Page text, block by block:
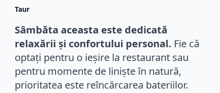
Taur
Sâmbăta aceasta este dedicată
relaxării și confortului personal. Fie că
optați pentru o ieșire la restaurant sau
pentru momente de liniște în natură,
prioritatea este reîncărcarea bateriilor.